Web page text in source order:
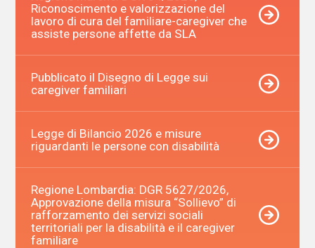
Riconoscimento e valorizzazione del
lavoro di cura del familiare-caregiver che
assiste persone affette da SLA
Pubblicato il Disegno di Legge sui
caregiver familiari
Legge di Bilancio 2026 e misure
riguardanti le persone con disabilità
Regione Lombardia: DGR 5627/2026,
Approvazione della misura “Sollievo” di
rafforzamento dei servizi sociali
territoriali per la disa­bilità e il caregiver
familiare